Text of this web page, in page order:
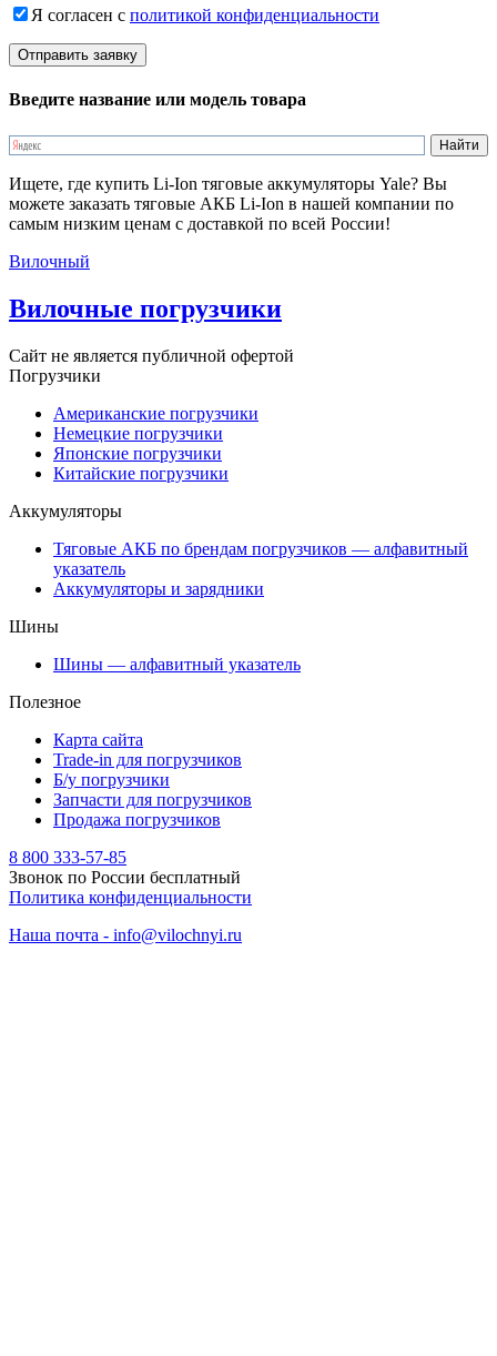
Я согласен с политикой конфиденциальности
Введите название или модель товара
Ищете, где купить Li-Ion тяговые аккумуляторы Yale? Вы
можете заказать тяговые АКБ Li-Ion в нашей компании по
самым низким ценам с доставкой по всей России!
Вилочный
Вилочные погрузчики
Сайт не является публичной офертой
Погрузчики
Американские погрузчики
Немецкие погрузчики
Японские погрузчики
Китайские погрузчики
Аккумуляторы
Тяговые АКБ по брендам погрузчиков — алфавитный
указатель
Аккумуляторы и зарядники
Шины
Шины — алфавитный указатель
Полезное
Карта сайта
Trade-in для погрузчиков
Б/у погрузчики
Запчасти для погрузчиков
Продажа погрузчиков
8 800 333-57-85
Звонок по России бесплатный
Политика конфиденциальности
Наша почта - info@vilochnyi.ru